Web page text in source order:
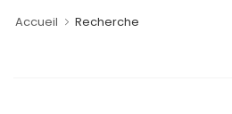
Accueil Recherche